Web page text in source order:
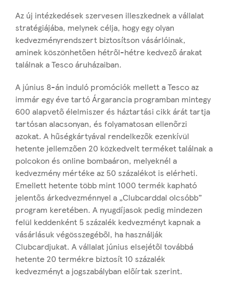
Az új intézkedések szervesen illeszkednek a vállalat
stratégiájába, melynek célja, hogy egy olyan
kedvezményrendszert biztosítson vásárlóinak,
aminek köszönhetően hétről-hétre kedvező árakat
találnak a Tesco áruházaiban.
A június 8-án induló promóciók mellett a Tesco az
immár egy éve tartó Árgarancia programban mintegy
600 alapvető élelmiszer és háztartási cikk árát tartja
tartósan alacsonyan, és folyamatosan ellenőrzi
azokat. A hűségkártyával rendelkezők ezenkívül
hetente jellemzően 20 közkedvelt terméket találnak a
polcokon és online bombaáron, melyeknél a
kedvezmény mértéke az 50 százalékot is elérheti.
Emellett hetente több mint 1000 termék kapható
jelentős árkedvezménnyel a „Clubcarddal olcsóbb”
program keretében. A nyugdíjasok pedig mindezen
felül keddenként 5 százalék kedvezményt kapnak a
vásárlásuk végösszegéből, ha használják
Clubcardjukat. A vállalat június elsejétől továbbá
hetente 20 termékre biztosít 10 százalék
kedvezményt a jogszabályban előírtak szerint.